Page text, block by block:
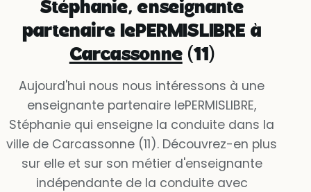
Stéphanie, enseignante
partenaire lePERMISLIBRE à
Carcassonne(11)
Aujourd'hui nous nous intéressons à une
enseignante partenaire lePERMISLIBRE,
Stéphanie qui enseigne la conduite dans la
ville de Carcassonne (11). Découvrez-en plus
sur elle et sur son métier d'enseignante
indépendante de la conduite avec